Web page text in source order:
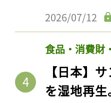
2026/07/12
食品・消費財
【日本】
を湿地再
記事